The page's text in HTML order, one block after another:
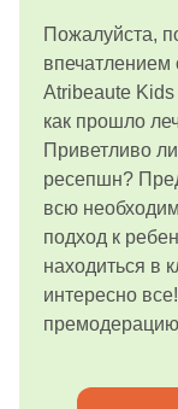
Пожалуйста,
Atribeaute Kids
как прошло
Приветливо
ресепшн?
всю
подход к
находиться в
интересно